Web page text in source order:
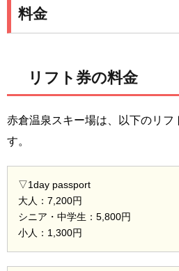
料金
リフト券の料金
赤倉温泉スキー場は、以下のリフ
す。
▽1day passport
大人：7,200円
シニア・中学生：5,800円
小人：1,300円